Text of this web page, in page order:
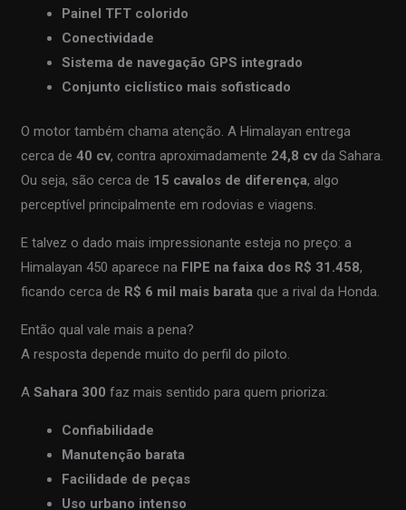
Painel TFT colorido
Conectividade
Sistema de navegação GPS integrado
Conjunto ciclístico mais sofisticado
O motor também chama atenção. A Himalayan entrega
cerca de40 cv, contra aproximadamente 24,8 cv da Sahara.
Ou seja, são cerca de 15 cavalos de diferença, algo
perceptível principalmente em rodovias e viagens.
E talvez o dado mais impressionante esteja no preço: a
Himalayan 450 aparece na FIPE na faixa dos R$ 31.458,
ficando cerca de R$ 6 mil mais barata que a rival da Honda.
Então qual vale mais a pena?
A resposta depende muito do perfil do piloto.
ASahara 300 faz mais sentido para quem prioriza:
Confiabilidade
Manutenção barata
Facilidade de peças
Uso urbano intenso